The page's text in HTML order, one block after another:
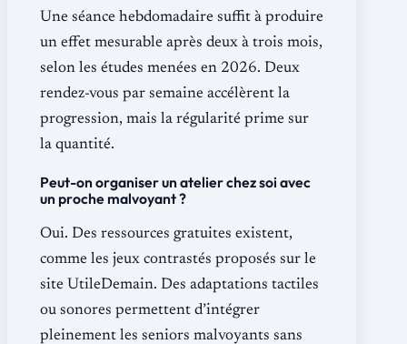
Une séance hebdomadaire suffit à produire
un effet mesurable après deux à trois mois,
selon les études menées en 2026. Deux
rendez-vous par semaine accélèrent la
progression, mais la régularité prime sur
la quantité.
Peut-on organiser un atelier chez soi avec
un proche malvoyant ?
Oui. Des ressources gratuites existent,
comme les jeux contrastés proposés sur le
site UtileDemain. Des adaptations tactiles
ou sonores permettent d’intégrer
pleinement les seniors malvoyants sans